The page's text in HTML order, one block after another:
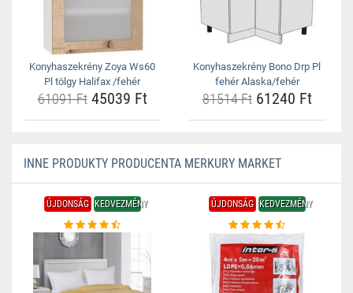
Konyhaszekrény Zoya Ws60
Pl tölgy Halifax /fehér
61091 Ft45039 Ft
Konyhaszekrény Bono Drp Pl
fehér Alaska/fehér
81514 Ft61240 Ft
INNE PRODUKTY PRODUCENTA MERKURY MARKET
ÚJDONSÁG KEDVEZMÉNY ÚJDONSÁG KEDVEZMÉNY